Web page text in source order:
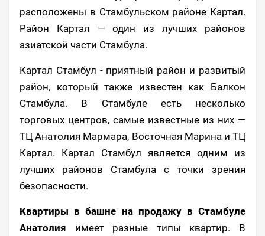
расположены в Стамбульском районе Картал.
Район Картал — один из лучших районов
азиатской части Стамбула.
Картал Стамбул - приятный район и развитый
район, который также известен как Балкон
Стамбула. В Стамбуле есть несколько
торговых центров, самые известные из них —
ТЦ Анатолия Мармара, Восточная Марина и ТЦ
Картал. Картал Стамбул является одним из
лучших районов Стамбула с точки зрения
безопасности.
Квартиры в башне на продажу в Стамбуле
Анатолия имеет разные типы квартир. В